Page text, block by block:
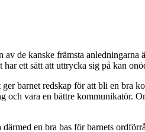
de kanske främsta
ett sätt att uttrycka sig på kan
barnet redskap för att bli en
vara en bättre kommunikatör.
en bra bas för barnets